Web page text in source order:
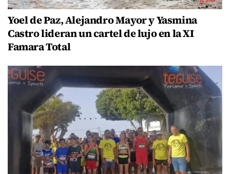
Yoel de Paz, Alejandro Mayor y Yasmina
Castro lideran un cartel de lujo en la XI
Famara Total